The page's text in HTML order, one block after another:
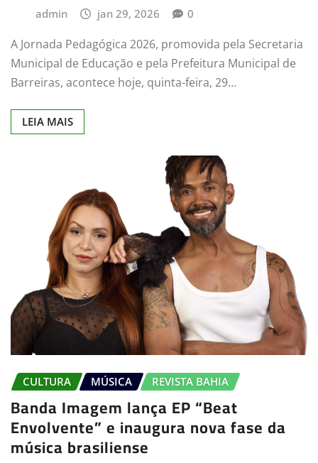
admin jan 29, 2026 0
A Jornada Pedagógica 2026, promovida pela Secretaria
Municipal de Educação e pela Prefeitura Municipal de
Barreiras, acontece hoje, quinta-feira, 29…
LEIA MAIS
CULTURA MÚSICA REVISTA BAHIA
Banda Imagem lança EP “Beat
Envolvente” e inaugura nova fase da
música brasiliense